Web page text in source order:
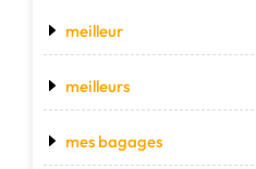
meilleur
meilleurs
mes bagages